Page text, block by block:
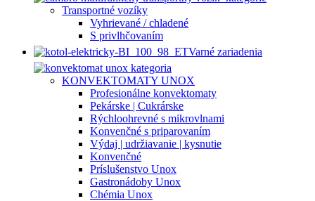
Transportné vozíky
Vyhrievané / chladené
S privlhčovaním
Varné zariadenia
KONVEKTOMATY UNOX
Profesionálne konvektomaty
Pekárske | Cukrárske
Rýchloohrevné s mikrovlnami
Konvenčné s priparovaním
Výdaj | udržiavanie | kysnutie
Konvenčné
Príslušenstvo Unox
Gastronádoby Unox
Chémia Unox